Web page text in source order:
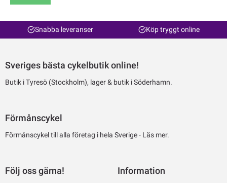
Snabba leveranser Köp tryggt online
Sveriges bästa cykelbutik online!
Butik i Tyresö (Stockholm), lager & butik i Söderhamn.
Förmånscykel
Förmånscykel till alla företag i hela Sverige - Läs mer.
Följ oss gärna! Information